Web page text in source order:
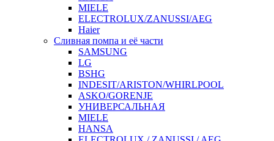
MIELE
ELECTROLUX/ZANUSSI/AEG
Haier
Сливная помпа и её части
SAMSUNG
LG
BSHG
INDESIT/ARISTON/WHIRLPOOL
ASKO/GORENJE
УНИВЕРСАЛЬНАЯ
MIELE
HANSA